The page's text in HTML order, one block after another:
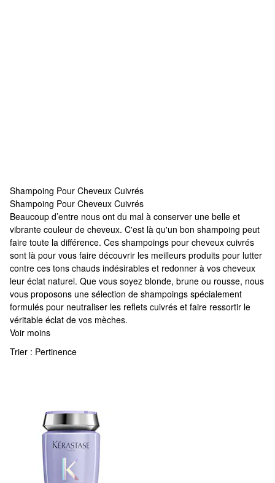
Shampoing Pour Cheveux Cuivrés
Shampoing Pour Cheveux Cuivrés
Shampoing Pour Cheveux Cuivrés
Beaucoup d’entre nous ont du mal à conserver une belle et
vibrante couleur de cheveux. C'est là qu'un bon shampoing peut
faire toute la différence. Ces shampoings pour cheveux cuivrés
sont là pour vous faire découvrir les meilleurs produits pour lutter
contre ces tons chauds indésirables et redonner à vos cheveux
leur éclat naturel. Que vous soyez blonde, brune ou rousse, nous
vous proposons une sélection de shampoings spécialement
formulés pour neutraliser les reflets cuivrés et faire ressortir le
véritable éclat de vos mèches.
Voir moins
Trier : Pertinence